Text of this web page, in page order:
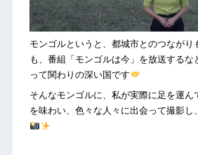
モンゴルというと、都城市とのつながり
も、番組「モンゴルは今」を放送するな
って関わりの深い国です
そんなモンゴルに、私が実際に足を運ん
を味わい、色々な人々に出会って撮影し